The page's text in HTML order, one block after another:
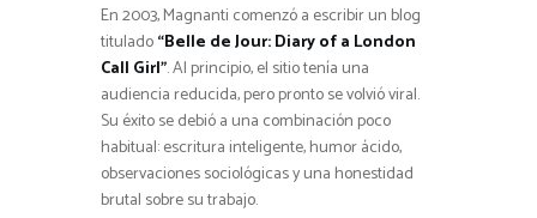
En 2003, Magnanti comenzó a escribir un blog
titulado“Belle de Jour: Diary of a London
Call Girl”. Al principio, el sitio tenía una
audiencia reducida, pero pronto se volvió viral.
Su éxito se debió a una combinación poco
habitual: escritura inteligente, humor ácido,
observaciones sociológicas y una honestidad
brutal sobre su trabajo.